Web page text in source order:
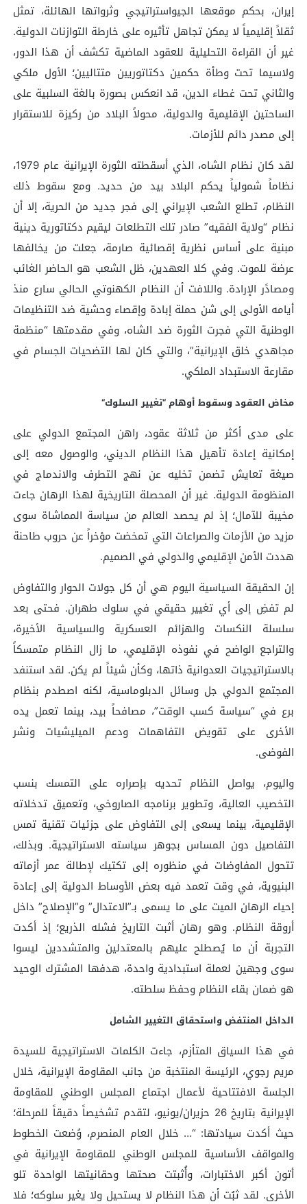
إيران، بحكم موقعها الجيواستراتيجي وثرواتها الهائلة، تمثل
ثقلاً إقليمياً لا يمكن تجاهل تأثيره على خارطة التوازنات الدولية.
غير أن القراءة التحليلية للعقود الماضية تكشف أن هذا الدور،
ولاسيما تحت وطأة حكمين دكتاتوريين متتاليين؛ الأول ملكي
والثاني تحت غطاء الدين، قد انعكس بصورة بالغة السلبية على
الساحتين الإقليمية والدولية، محولاً البلاد من ركيزة للاستقرار
إلى مصدر دائم للأزمات.
لقد كان نظام الشاه، الذي أسقطته الثورة الإيرانية عام 1979،
نظاماً شمولياً يحكم البلاد بيد من حديد. ومع سقوط ذلك
النظام، تطلع الشعب الإيراني إلى فجر جديد من الحرية، إلا أن
نظام “ولاية الفقيه” صادر تلك التطلعات ليقيم دكتاتورية دينية
مبنية على أساس نظرية إقصائية صارمة، جعلت من يخالفها
عرضة للموت. وفي كلا العهدين، ظل الشعب هو الحاضر الغائب
ومصادََر الإرادة. واللافت أن النظام الكهنوتي الحالي سارع منذ
أيامه الأولى إلى شن حملة إبادة وإقصاء وحشية ضد التنظيمات
الوطنية التي فجرت الثورة ضد الشاه، وفي مقدمتها “منظمة
مجاهدي خلق الإيرانية”، والتي كان لها التضحيات الجسام في
مقارعة الاستبداد الملكي.
مخاض العقود وسقوط أوهام “تغيير السلوك“
على مدى أكثر من ثلاثة عقود، راهن المجتمع الدولي على
إمكانية إعادة تأهيل هذا النظام الديني، والوصول معه إلى
صيغة تعايش تضمن تخليه عن نهج التطرف والاندماج في
المنظومة الدولية. غير أن المحصلة التاريخية لهذا الرهان جاءت
مخيبة للآمال؛ إذ لم يحصد العالم من سياسة المماشاة سوى
مزيد من الأزمات والصراعات التي تمخضت مؤخراً عن حروب طاحنة
هددت الأمن الإقليمي والدولي في الصميم.
إن الحقيقة السياسية اليوم هي أن كل جولات الحوار والتفاوض
لم تفضِ إلى أي تغيير حقيقي في سلوك طهران. فحتى بعد
سلسلة النكسات والهزائم العسكرية والسياسية الأخيرة،
والتراجع الواضح في نفوذه الإقليمي، ما زال النظام متمسكاً
بالاستراتيجيات العدوانية ذاتها، وكأن شيئاً لم يكن. لقد استنفد
المجتمع الدولي جل وسائل الدبلوماسية، لكنه اصطدم بنظام
برع في “سياسة كسب الوقت”، مصافحاً بيد، بينما تعمل يده
الأخرى على تقويض التفاهمات ودعم الميليشيات ونشر
الفوضى.
واليوم، يواصل النظام تحديه بإصراره على التمسك بنسب
التخصيب العالية، وتطوير برنامجه الصاروخي، وتعميق تدخلاته
الإقليمية، بينما يسعى إلى التفاوض على جزئيات تقنية تمس
التفاصيل دون المساس بجوهر سياسته الاستراتيجية. وبذلك،
تتحول المفاوضات في منظوره إلى تكتيك لإطالة عمر أزماته
البنيوية، في وقت تعمد فيه بعض الأوساط الدولية إلى إعادة
إحياء الرهان الميت على ما يسمى بـ”الاعتدال” و”الإصلاح” داخل
أروقة النظام. وهو رهان أثبت التاريخ فشله الذريع؛ إذ أكدت
التجربة أن ما يُصطلح عليهم بالمعتدلين والمتشددين ليسوا
سوى وجهين لعملة استبدادية واحدة، هدفها المشترك الوحيد
هو ضمان بقاء النظام وحفظ سلطته.
الداخل المنتفض واستحقاق التغيير الشامل
في هذا السياق المتأزم، جاءت الكلمات الاستراتيجية للسيدة
مريم رجوي، الرئيسة المنتخبة من جانب المقاومة الإيرانية، خلال
الجلسة الافتتاحية لأعمال اجتماع المجلس الوطني للمقاومة
الإيرانية بتاريخ 26 حزيران/يونيو، لتقدم تشخيصاً دقيقاً للمرحلة؛
حيث أكدت سيادتها: “… خلال العام المنصرم، وُضعت الخطوط
والمواقف الأساسية للمجلس الوطني للمقاومة الإيرانية في
أتون أكبر الاختبارات، وأُثبتت صحتها وحقانيتها الواحدة تلو
الأخرى. لقد ثبُت أن هذا النظام لا يستحيل ولا يغير سلوكه؛ فلا